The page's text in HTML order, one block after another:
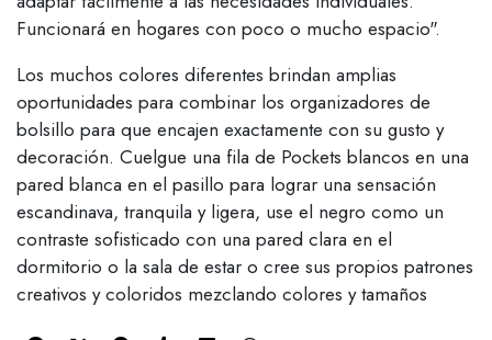
Funcionará en hogares con poco o mucho espacio".
Los muchos colores diferentes brindan amplias
oportunidades para combinar los organizadores de
bolsillo para que encajen exactamente con su gusto y
decoración. Cuelgue una fila de Pockets blancos en una
pared blanca en el pasillo para lograr una sensación
escandinava, tranquila y ligera, use el negro como un
contraste sofisticado con una pared clara en el
dormitorio o la sala de estar o cree sus propios patrones
creativos y coloridos mezclando colores y tamaños